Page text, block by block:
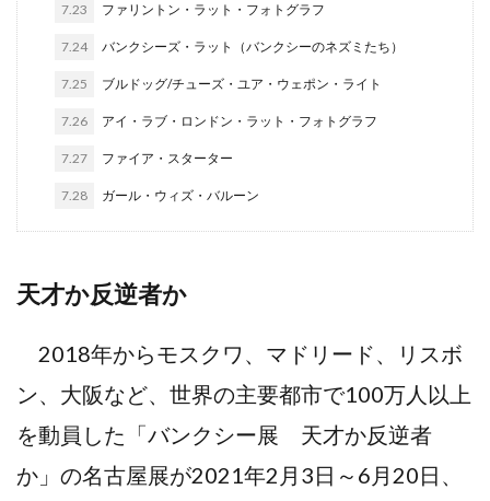
7.23 ファリントン・ラット・フォトグラフ
7.24 バンクシーズ・ラット（バンクシーのネズミたち）
7.25 ブルドッグ/チューズ・ユア・ウェポン・ライト
7.26 アイ・ラブ・ロンドン・ラット・フォトグラフ
7.27 ファイア・スターター
7.28 ガール・ウィズ・バルーン
天才か反逆者か
2018年からモスクワ、マドリード、リスボ
ン、大阪など、世界の主要都市で100万人以上
を動員した「バンクシー展 天才か反逆者
か」の名古屋展が2021年2月3日～6月20日、